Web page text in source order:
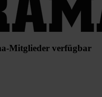
Mitglieder verfügbar